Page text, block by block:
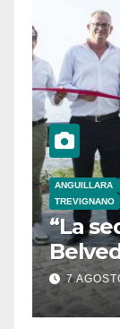
ANGUILLARA
TREVIGNANO
“La
7